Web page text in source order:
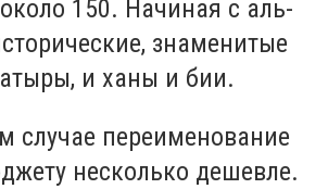
150. Начиная с аль-
знаменитые
и ханы и бии.
случае переименование
несколько дешевле.